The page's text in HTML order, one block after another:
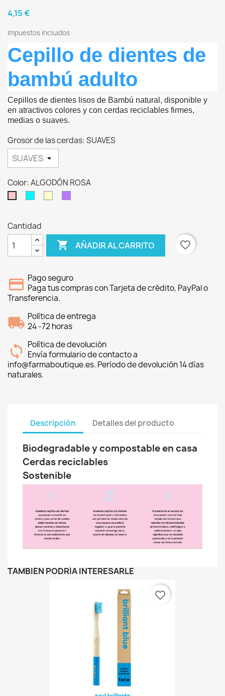
4,15 €
Impuestos incluidos
Cepillo de dientes de
bambú adulto
Cepillos de dientes lisos de Bambú natural, disponible y
en atractivos colores y con cerdas reciclables firmes,
medias o suaves.
Grosor de las cerdas: SUAVES
Color: ALGODÓN ROSA
Cantidad
 AÑADIR AL CARRITO favorite_border
Pago seguro
Paga tus compras con Tarjeta de crédito, PayPal o
Transferencia.
Política de entrega
24 -72 horas
Política de devolución
Envía formulario de contacto a
info@farmaboutique.es. Período de devolución 14 días
naturales.
Descripción Detalles del producto
Biodegradable y compostable en casa
Cerdas reciclables
Sostenible
TAMBIÉN PODRÍA INTERESARLE
favorite_border